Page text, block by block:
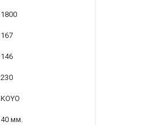
1800
167
146
230
KOYO
40 мм.